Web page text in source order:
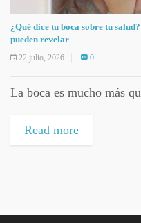
¿Qué dice tu boca sobre tu
pueden revelar
22 julio, 2026 0
La boca es mucho más
Read more